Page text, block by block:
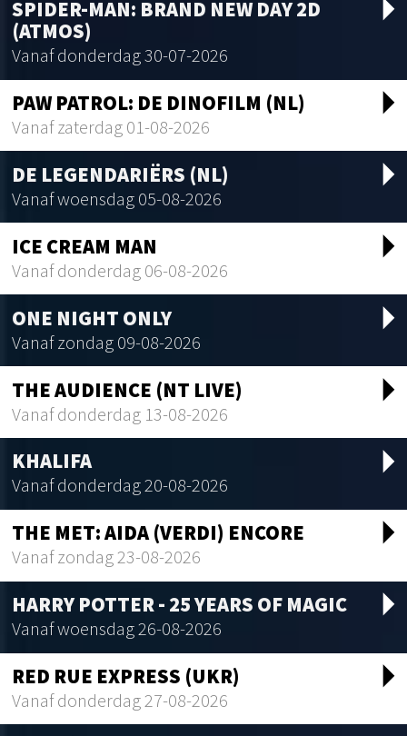
SPIDER-MAN: BRAND NEW DAY 2D
(ATMOS)
Vanaf donderdag 30-07-2026
PAW PATROL: DE DINOFILM (NL)
Vanaf zaterdag 01-08-2026
DE LEGENDARIËRS (NL)
Vanaf woensdag 05-08-2026
ICE CREAM MAN
Vanaf donderdag 06-08-2026
ONE NIGHT ONLY
Vanaf zondag 09-08-2026
THE AUDIENCE (NT LIVE)
Vanaf donderdag 13-08-2026
KHALIFA
Vanaf donderdag 20-08-2026
THE MET: AIDA (VERDI) ENCORE
Vanaf zondag 23-08-2026
HARRY POTTER - 25 YEARS OF MAGIC
Vanaf woensdag 26-08-2026
RED RUE EXPRESS (UKR)
Vanaf donderdag 27-08-2026